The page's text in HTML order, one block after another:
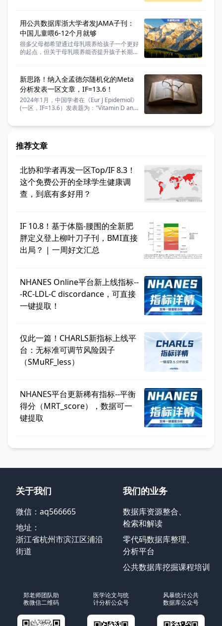
用公共数据库浙大学者发JAMA子刊：
中国儿童喂6-12个月就够
很多父母都希望通过母乳喂养给孩子一个更好
的起点，但关于母乳喂养能否提升孩子长期认
干扰，那么在中国青少年群体中，这两者之间
到底存在怎样的联系？ 今天分享一篇浙江大
学的学者发表在《JAMA Network Open》
（医学一区top，IF=6.9）的研究论文，研究
团队使用中国家庭追踪调查（CFPS）的数
新思路！纳入全孟德尔随机化的Meta
分析发表一区文章，IF=13.6！
2024年1月，中国学者在《Eur J Epidemiol》
(一区，IF=13.6）发表题为："Vitamin D and
推荐文章
北协和学者再发一区Top/IF 8.3！
这个免费公开的全球学生健康调
查，到底有多好用？
IF 10.8！基于体脂-腰围的全新肥
胖定义登上柳叶刀子刊，BMI直接
出局？ | 一周好文汇总
NHANES Online平台新上线指标--
-RC-LDL-C discordance，可直接
一键提取！
仅此一篇！CHARLS新指标上线平
台：无标准可调节风险因子
（SMuRF_less）
NHANES平台更新稀有指标--平衡
得分（MRT_score），数据可一
键提取
关于我们
微信：aq566665
地址：
浙江省杭州市滨江区浦沿
街道
我们的业务
数据库资源整合、
检索和解读
零代码数据库整理、
分析平台
公共数据库挖掘课程培训
郑老师团队助
教微信二维码
医学论文与统
计分析公众号
风暴统计公共
数据库公众号